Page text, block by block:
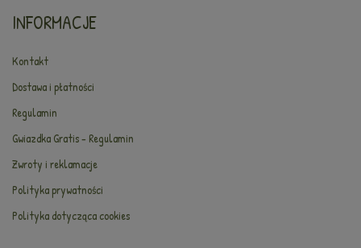
INFORMACJE
Kontakt
Dostawa i płatności
Regulamin
Gwiazdka Gratis - Regulamin
Zwroty i reklamacje
Polityka prywatności
Polityka dotycząca cookies